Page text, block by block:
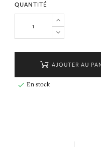
QUANTITÉ
AJOUTER AU
 En stock